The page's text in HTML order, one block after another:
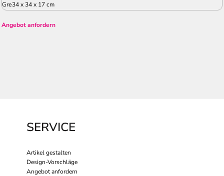
Gre34 x 34 x 17 cm
Angebot anfordern
SERVICE
Artikel gestalten
Design-Vorschläge
Angebot anfordern